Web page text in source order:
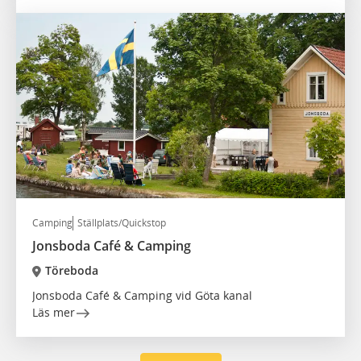
Camping Ställplats/Quickstop
Jonsboda Café & Camping
Töreboda
Jonsboda Café & Camping vid Göta kanal
Läs mer